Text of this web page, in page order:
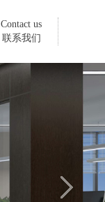
Contact us
联系我们